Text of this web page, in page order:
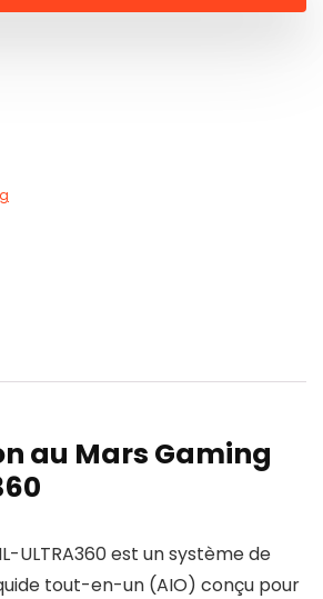
au Mars Gaming
ULTRA360 est un système de
tout-en-un (AIO) conçu pour